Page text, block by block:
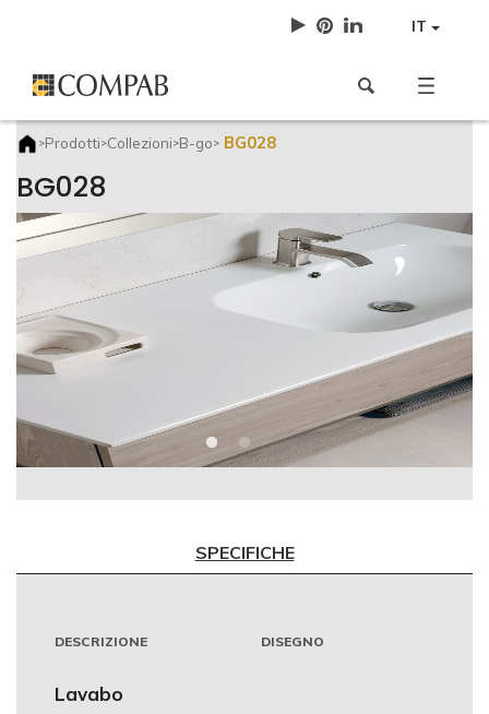
IT
>Prodotti>Collezioni>B-go> BG028
BG028
SPECIFICHE
DESCRIZIONE
Lavabo
DISEGNO